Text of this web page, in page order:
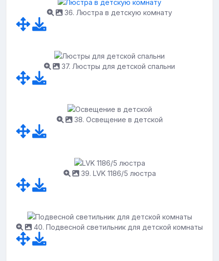
36. Люстра в детскую комнату
37. Люстры для детской спальни
38. Освещение в детской
39. LVK 1186/5 люстра
40. Подвесной светильник для детской комнаты